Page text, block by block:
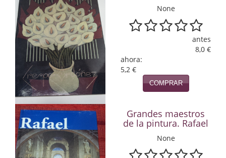
Local
Mafia y espionaje
Matemáticas
Medicina
Música
Naturaleza
Novela Extranjera
None
antes
8,0 €
ahora:
5,2 €
COMPRAR
Grandes maestros
de la pintura. Rafael
None